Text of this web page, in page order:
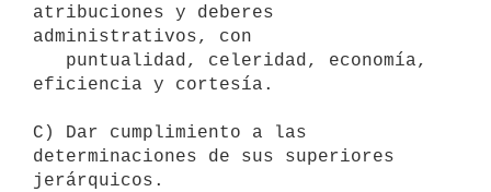
atribuciones y deberes
administrativos, con
eficiencia y cortesía.
C) Dar cumplimiento a las
determinaciones de sus superiores
jerárquicos.